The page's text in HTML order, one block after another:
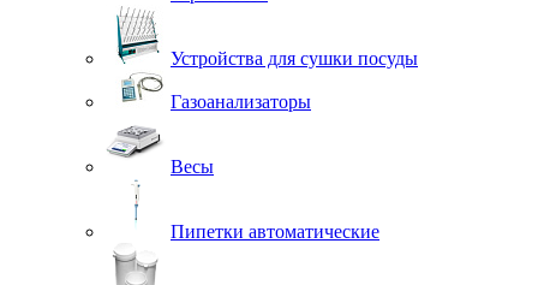
Устройства для сушки посуды
Газоанализаторы
Весы
Пипетки автоматические